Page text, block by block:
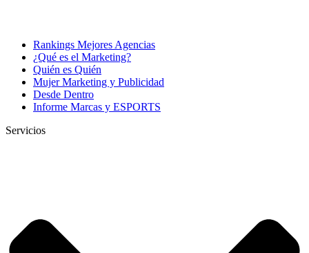
Rankings Mejores Agencias
¿Qué es el Marketing?
Quién es Quién
Mujer Marketing y Publicidad
Desde Dentro
Informe Marcas y ESPORTS
Servicios